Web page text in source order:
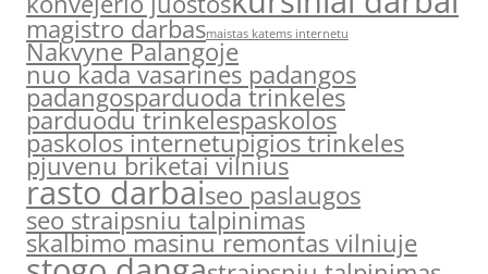
magistro darbasmaistas katems internetu
Nakvyne Palangoje
nuo kada vasarines padangos
padangosparduoda trinkeles
parduodu trinkelespaskolos
paskolos internetupigios trinkeles
pjuvenu briketai vilnius
rasto darbaiseo paslaugos
seo straipsniu talpinimas
skalbimo masinu remontas vilniuje